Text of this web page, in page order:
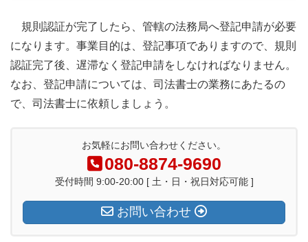
規則認証が完了したら、管轄の法務局へ登記申請が必要
になります。事業目的は、登記事項でありますので、規則
認証完了後、遅滞なく登記申請をしなければなりません。
なお、登記申請については、司法書士の業務にあたるの
で、司法書士に依頼しましょう。
お気軽にお問い合わせください。
080-8874-9690
受付時間 9:00-20:00 [ 土・日・祝日対応可能 ]
お問い合わせ